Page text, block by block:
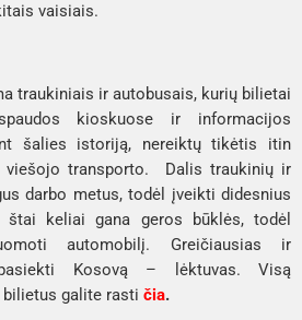
vaisiais.
traukiniais ir autobusais, kurių bilietai
kioskuose ir informacijos
šalies istoriją, nereiktų tikėtis itin
viešojo transporto. Dalis traukinių ir
darbo metus, todėl įveikti didesnius
štai keliai gana geros būklės, todėl
automobilį. Greičiausias ir
Kosovą – lėktuvas. Visą
galite rasti čia.